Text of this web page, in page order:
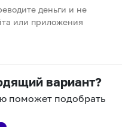
деньги и не
или приложения
вариант?
поможет подобрать